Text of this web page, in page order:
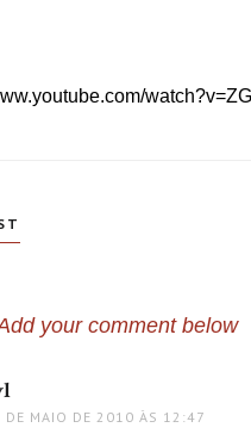
your comment below
DE MAIO DE 2010 ÀS 12:47